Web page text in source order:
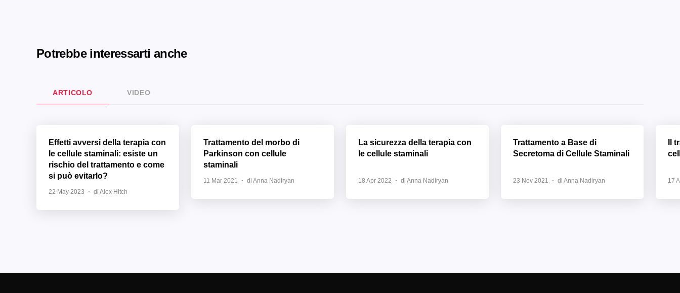
Potrebbe interessarti anche
ARTICOLO VIDEO
Effetti avversi della terapia con
le cellule staminali: esiste un
rischio del trattamento e come
si può evitarlo?
22 May 2023 di Alex Hitch
Trattamento del morbo di
Parkinson con cellule
staminali
11 Mar 2021 di Anna Nadiryan
La sicurezza della terapia con
le cellule staminali
18 Apr 2022 di Anna Nadiryan
Trattamento a Base di
Secretoma di Cellule Staminali
23 Nov 2021 di Anna Nadiryan
Il
17